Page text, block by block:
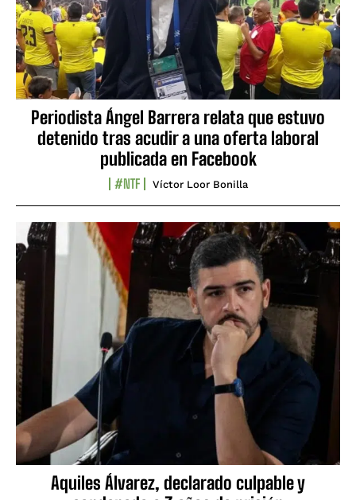
Periodista Ángel Barrera relata que estuvo
detenido tras acudir a una oferta laboral
publicada en Facebook
#NTF Víctor Loor Bonilla
Aquiles Álvarez, declarado culpable y